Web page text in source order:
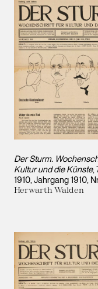
Der Sturm.
Kultur und die Künste,
1910, Jahrgang 1910,
Herwarth Walden